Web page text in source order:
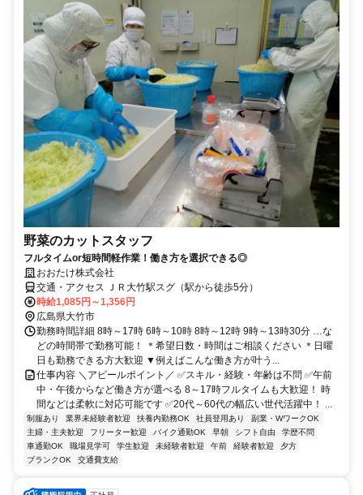
野菜のカットスタッフ
フルタイムor短時間軽作業！働き方を選択できる◎
おおたけ株式会社
交通・アクセス ＪＲ大竹駅スグ（駅から徒歩5分）
時給1,085円～1,356円
広島県大竹市
勤務時間詳細 8時～17時 6時～10時 8時～12時 9時～13時30分 …な
どの時間帯で勤務可能！ ＊希望日数・時間はご相談ください ＊日曜
日も勤務できる方大歓迎 ▼例えばこんな働き方が叶う...
仕事内容 ＼アピールポイント／ ✅スキル・経験・年齢は不問 ✅午前
中・午後からなど働き方が選べる 8～17時フルタイムも大歓迎！ 時
間などは柔軟に対応可能です ✅20代～60代の幅広い世代活躍中！ ...
制服あり 業界未経験者歓迎 扶養内勤務OK 社員登用あり
副業・WワークOK
主婦・主夫歓迎
フリーター歓迎 バイク通勤OK 早朝 シフト自由
学歴不問
車通勤OK
職場見学可 学生歓迎 未経験者歓迎 午前 経験者歓迎
夕方
ブランクOK
交通費支給